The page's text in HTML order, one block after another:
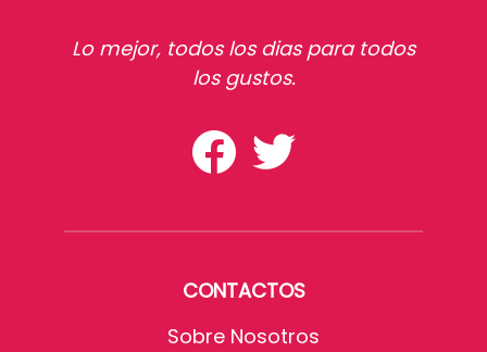
Lo mejor, todos los dias para todos
los gustos.
CONTACTOS
Sobre Nosotros